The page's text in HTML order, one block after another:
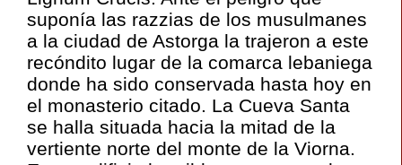
suponía las razzias de los musulmanes
a la ciudad de Astorga la trajeron a este
recóndito lugar de la comarca lebaniega
donde ha sido conservada hasta hoy en
el monasterio citado. La Cueva Santa
se halla situada hacia la mitad de la
vertiente norte del monte de la Viorna.